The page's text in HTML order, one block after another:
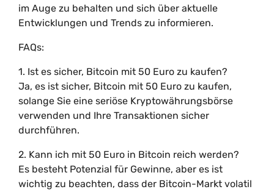
im Auge zu behalten und sich über aktuelle
Entwicklungen und Trends zu informieren.
FAQs:
1. Ist es sicher, Bitcoin mit 50 Euro zu kaufen?
Ja, es ist sicher, Bitcoin mit 50 Euro zu kaufen,
solange Sie eine seriöse Kryptowährungsbörse
verwenden und Ihre Transaktionen sicher
durchführen.
2. Kann ich mit 50 Euro in Bitcoin reich werden?
Es besteht Potenzial für Gewinne, aber es ist
wichtig zu beachten, dass der Bitcoin-Markt volatil